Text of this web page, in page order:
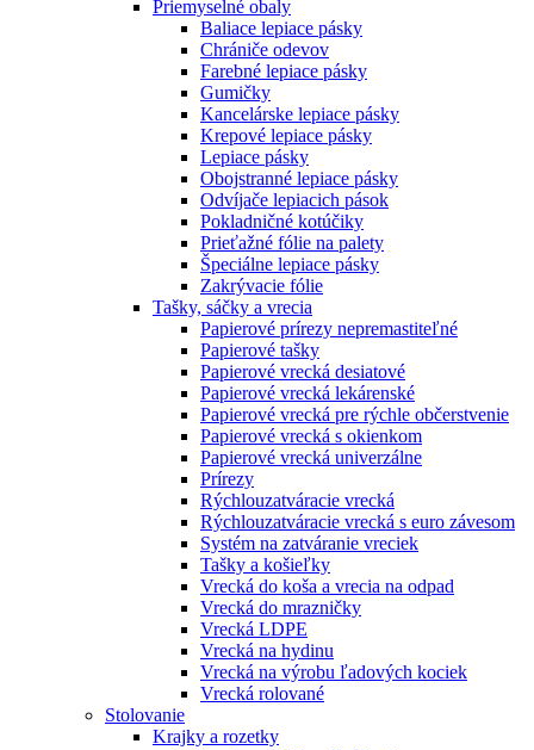
Priemyselné obaly
Baliace lepiace pásky
Chrániče odevov
Farebné lepiace pásky
Gumičky
Kancelárske lepiace pásky
Krepové lepiace pásky
Lepiace pásky
Obojstranné lepiace pásky
Odvíjače lepiacich pások
Pokladničné kotúčiky
Prieťažné fólie na palety
Špeciálne lepiace pásky
Zakrývacie fólie
Tašky, sáčky a vrecia
Papierové prírezy nepremastiteľné
Papierové tašky
Papierové vrecká desiatové
Papierové vrecká lekárenské
Papierové vrecká pre rýchle občerstvenie
Papierové vrecká s okienkom
Papierové vrecká univerzálne
Prírezy
Rýchlouzatváracie vrecká
Rýchlouzatváracie vrecká s euro závesom
Systém na zatváranie vreciek
Tašky a košieľky
Vrecká do koša a vrecia na odpad
Vrecká do mrazničky
Vrecká LDPE
Vrecká na hydinu
Vrecká na výrobu ľadových kociek
Vrecká rolované
Stolovanie
Krajky a rozetky